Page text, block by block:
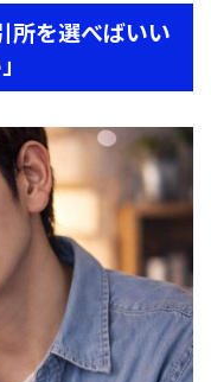
所を選べばいい